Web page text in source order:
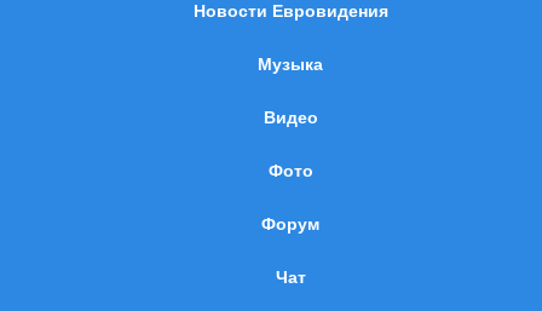
Новости Евровидения
Музыка
Видео
Фото
Форум
Чат